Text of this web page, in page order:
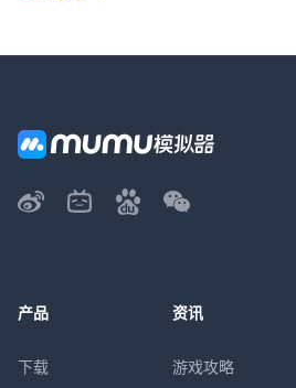
产品
下载
资讯
游戏攻略